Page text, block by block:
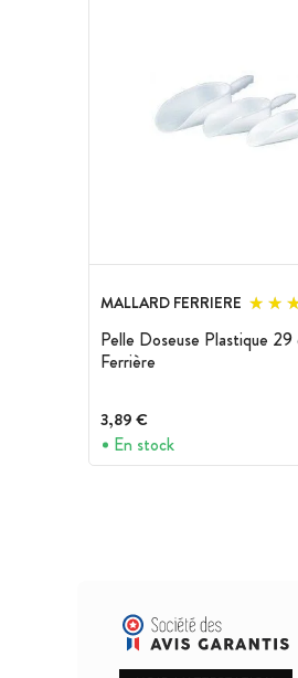
MALLARD FERRIERE
Pelle Doseuse Plastique
Ferrière
3,89 €
En stock